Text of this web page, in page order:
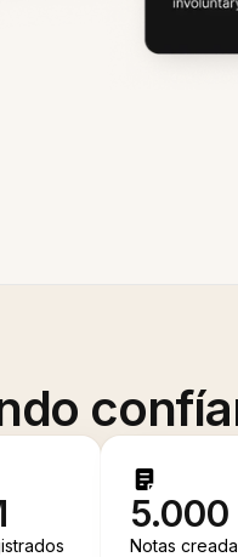
5.000
Notas